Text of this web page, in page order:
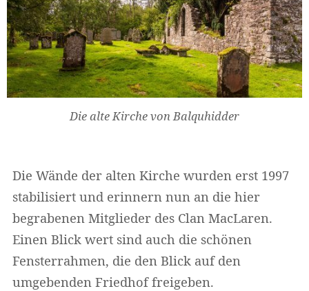
Die alte Kirche von Balquhidder
Die Wände der alten Kirche wurden erst 1997
stabilisiert und erinnern nun an die hier
begrabenen Mitglieder des Clan MacLaren.
Einen Blick wert sind auch die schönen
Fensterrahmen, die den Blick auf den
umgebenden Friedhof freigeben.